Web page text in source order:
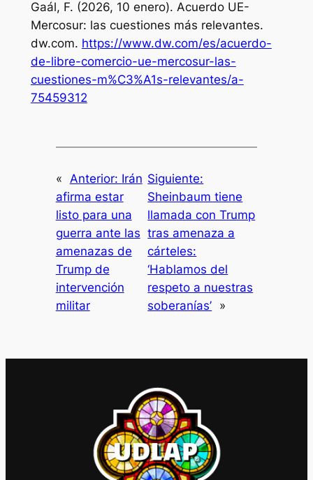
Gaál, F. (2026, 10 enero). Acuerdo UE-
Mercosur: las cuestiones más relevantes.
dw.com. https://www.dw.com/es/acuerdo-
de-libre-comercio-ue-mercosur-las-
cuestiones-m%C3%A1s-relevantes/a-
75459312
« Anterior: Irán
afirma estar
listo para una
guerra ante las
amenazas de
Trump de
intervención
militar
Siguiente:
Sheinbaum tiene
llamada con Trump
tras amenaza a
cárteles:
‘Hablamos del
respeto a nuestras
soberanías’ »